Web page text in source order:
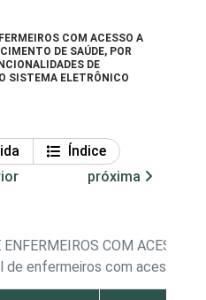
COM ACESSO A
DE SAÚDE, POR
DE
SISTEMA ELETRÔNICO
Índice
próxima
COM ACESSO
enfermeiros com acesso a